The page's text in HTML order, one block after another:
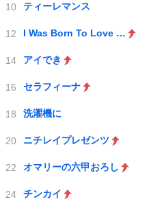
ティーレマンス
I Was Born To Love You
アイでき
セラフィーナ
洗濯機に
ニチレイプレゼンツ
オマリーの六甲おろし
チンカイ